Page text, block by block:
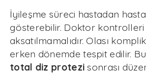
İyileşme süreci hastadan
gösterebilir. Doktor kontrolleri
aksatılmamalıdır. Olası
erken dönemde tespit edilir.
total diz protezi sonrası